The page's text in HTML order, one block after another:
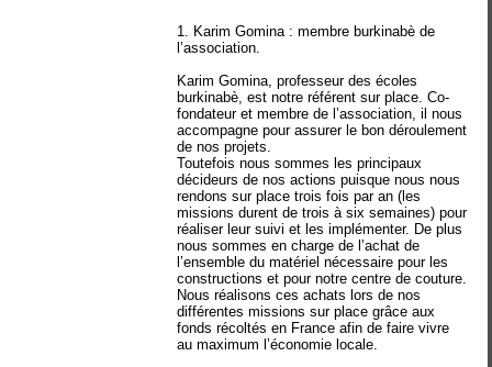
1. Karim Gomina : membre burkinabè de
l’association.
Karim Gomina, professeur des écoles
burkinabè, est notre référent sur place. Co-
fondateur et membre de l’association, il nous
accompagne pour assurer le bon déroulement
de nos projets.
Toutefois nous sommes les principaux
décideurs de nos actions puisque nous nous
rendons sur place trois fois par an (les
missions durent de trois à six semaines) pour
réaliser leur suivi et les implémenter. De plus
nous sommes en charge de l’achat de
l’ensemble du matériel nécessaire pour les
constructions et pour notre centre de couture.
Nous réalisons ces achats lors de nos
différentes missions sur place grâce aux
fonds récoltés en France afin de faire vivre
au maximum l’économie locale.